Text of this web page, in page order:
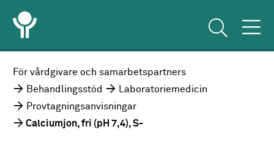
För vårdgivare och samarbetspartners
Behandlingsstöd
Laboratoriemedicin
Provtagningsanvisningar
Calciumjon, fri (pH 7,4), S-